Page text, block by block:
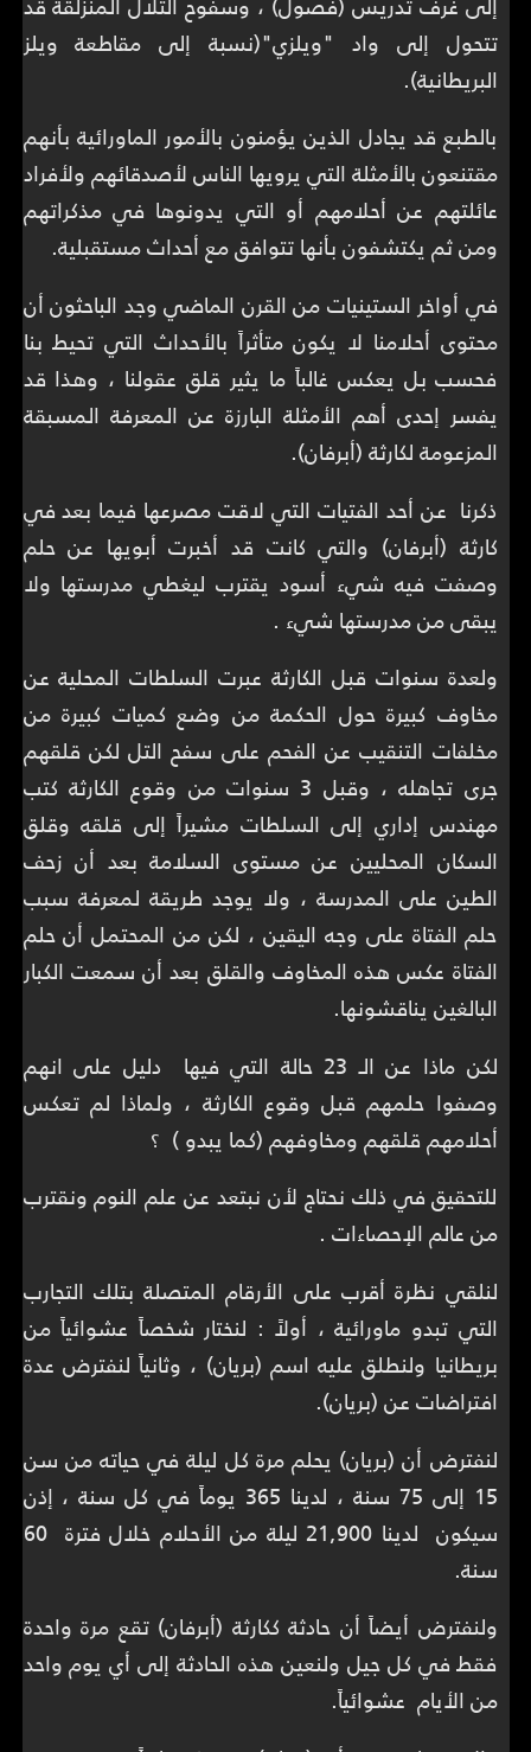
تتحول إلى واد "ويلزي"(نسبة إلى مقاطعة ويلز
البريطانية).
بالطبع قد يجادل الذين يؤمنون بالأمور الماورائية بأنهم
مقتنعون بالأمثلة التي يرويها الناس لأصدقائهم ولأفراد
عائلتهم عن أحلامهم أو التي يدونوها في مذكراتهم
ومن ثم يكتشفون بأنها تتوافق مع أحداث مستقبلية.
في أواخر الستينيات من القرن الماضي وجد الباحثون أن
محتوى أحلامنا لا يكون متأثراً بالأحداث التي تحيط بنا
فحسب بل يعكس غالباً ما يثير قلق عقولنا ، وهذا قد
يفسر إحدى أهم الأمثلة البارزة عن المعرفة المسبقة
المزعومة لكارثة (أبرفان).
ذكرنا عن أحد الفتيات التي لاقت مصرعها فيما بعد في
كارثة (أبرفان) والتي كانت قد أخبرت أبويها عن حلم
وصفت فيه شيء أسود يقترب ليغطي مدرستها ولا
يبقى من مدرستها شيء .
ولعدة سنوات قبل الكارثة عبرت السلطات المحلية عن
مخاوف كبيرة حول الحكمة من وضع كميات كبيرة من
مخلفات التنقيب عن الفحم على سفح التل لكن قلقهم
جرى تجاهله ، وقبل 3 سنوات من وقوع الكارثة كتب
مهندس إداري إلى السلطات مشيراً إلى قلقه وقلق
السكان المحليين عن مستوى السلامة بعد أن زحف
الطين على المدرسة ، ولا يوجد طريقة لمعرفة سبب
حلم الفتاة على وجه اليقين ، لكن من المحتمل أن حلم
الفتاة عكس هذه المخاوف والقلق بعد أن سمعت الكبار
البالغين يناقشونها.
لكن ماذا عن الـ 23 حالة التي فيها دليل على انهم
وصفوا حلمهم قبل وقوع الكارثة ، ولماذا لم تعكس
أحلامهم قلقهم ومخاوفهم (كما يبدو ) ؟
للتحقيق في ذلك نحتاج لأن نبتعد عن علم النوم ونقترب
من عالم الإحصاءات .
لنلقي نظرة أقرب على الأرقام المتصلة بتلك التجارب
التي تبدو ماورائية ، أولاً : لنختار شخصاً عشوائياً من
بريطانيا ولنطلق عليه اسم (بريان) ، وثانياً لنفترض عدة
افتراضات عن (بريان).
لنفترض أن (بريان) يحلم مرة كل ليلة في حياته من سن
15 إلى 75 سنة ، لدينا 365 يوماً في كل سنة ، إذن
سيكون لدينا 21,900 ليلة من الأحلام خلال فترة 60
سنة.
ولنفترض أيضاً أن حادثة ككارثة (أبرفان) تقع مرة واحدة
فقط في كل جيل ولنعين هذه الحادثة إلى أي يوم واحد
من الأيام عشوائياً.